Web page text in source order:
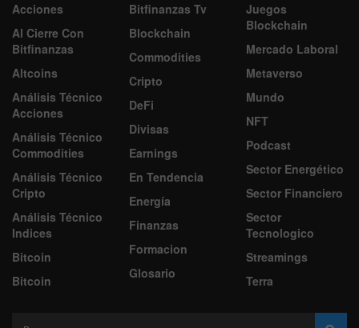
Acciones
Al Cierre Con
Bitfinanzas
Altcoins
Análisis Técnico
Acciones
Análisis Técnico
Commodities
Análisis Técnico
Cripto
Análisis Técnico
Indices
Bitcoin
Bitcoin
Bitfinanzas Tv
Blockchain
Commodities
Cripto
DeFi
Divisas
Earnings
En Tendencia
Energía
Finanzas
Formacion
Glosario
Juegos
Blockchain
Mercado Laboral
Metaverso
Mundo
NFT
Podcast
Sector Energético
Sector Financiero
Sector
Tecnologico
Streamings
Terra